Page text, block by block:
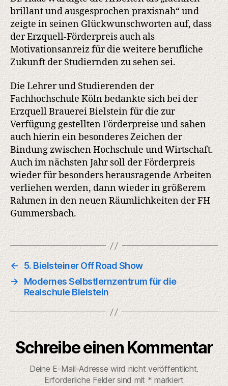
brillant und ausgesprochen praxisnah“ und
zeigte in seinen Glückwunschworten auf, dass
der Erzquell-Förderpreis auch als
Motivationsanreiz für die weitere berufliche
Zukunft der Studiernden zu sehen sei.
Die Lehrer und Studierenden der
Fachhochschule Köln bedankte sich bei der
Erzquell Brauerei Bielstein für die zur
Verfügung gestellten Förderpreise und sahen
auch hierin ein besonderes Zeichen der
Bindung zwischen Hochschule und Wirtschaft.
Auch im nächsten Jahr soll der Förderpreis
wieder für besonders herausragende Arbeiten
verliehen werden, dann wieder in größerem
Rahmen in den neuen Räumlichkeiten der FH
Gummersbach.
←
5. Bielsteiner Off Road Show
→
Modernes Selbstlernzentrum für die
Realschule Bielstein
Schreibe einen Kommentar
Deine E-Mail-Adresse wird nicht veröffentlicht.
Erforderliche Felder sind mit * markiert